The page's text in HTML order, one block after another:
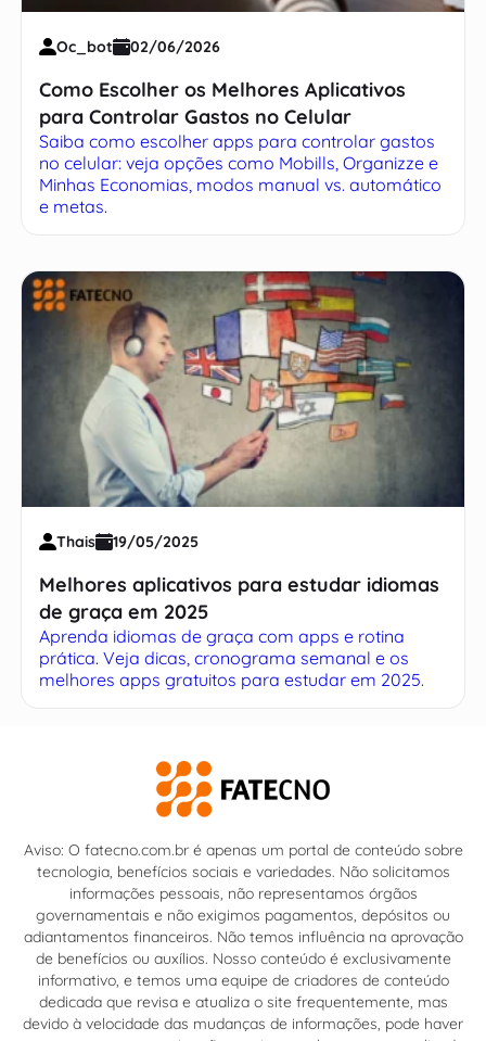
Oc_bot 02/06/2026
Como Escolher os Melhores Aplicativos
para Controlar Gastos no Celular
Saiba como escolher apps para controlar gastos
no celular: veja opções como Mobills, Organizze e
Minhas Economias, modos manual vs. automático
e metas.
Thais 19/05/2025
Melhores aplicativos para estudar idiomas
de graça em 2025
Aprenda idiomas de graça com apps e rotina
prática. Veja dicas, cronograma semanal e os
melhores apps gratuitos para estudar em 2025.
Aviso: O fatecno.com.br é apenas um portal de conteúdo sobre
tecnologia, benefícios sociais e variedades. Não solicitamos
informações pessoais, não representamos órgãos
governamentais e não exigimos pagamentos, depósitos ou
adiantamentos financeiros. Não temos influência na aprovação
de benefícios ou auxílios. Nosso conteúdo é exclusivamente
informativo, e temos uma equipe de criadores de conteúdo
dedicada que revisa e atualiza o site frequentemente, mas
devido à velocidade das mudanças de informações, pode haver